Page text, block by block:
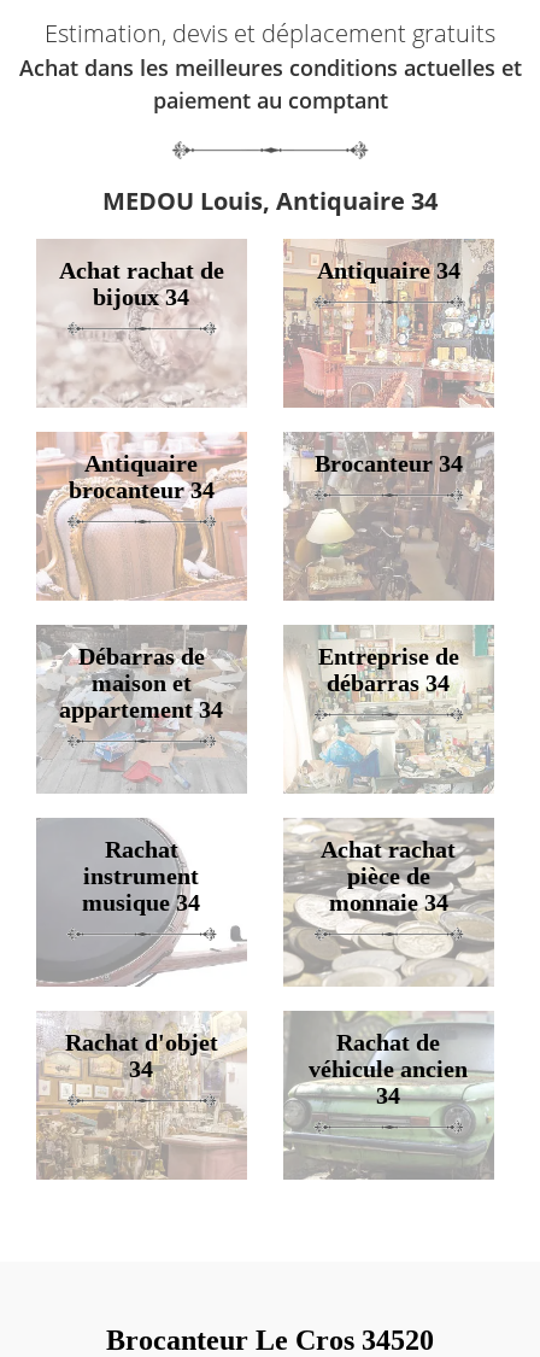
Estimation, devis et déplacement gratuits
Achat dans les meilleures conditions actuelles et
paiement au comptant
MEDOU Louis, Antiquaire 34
Achat rachat de
bijoux 34
Antiquaire 34
Antiquaire
brocanteur 34
Brocanteur 34
Débarras de
maison et
appartement 34
Entreprise de
débarras 34
Rachat
instrument
musique 34
Achat rachat
pièce de
monnaie 34
Rachat d'objet
34
Rachat de
véhicule ancien
34
Brocanteur Le Cros 34520